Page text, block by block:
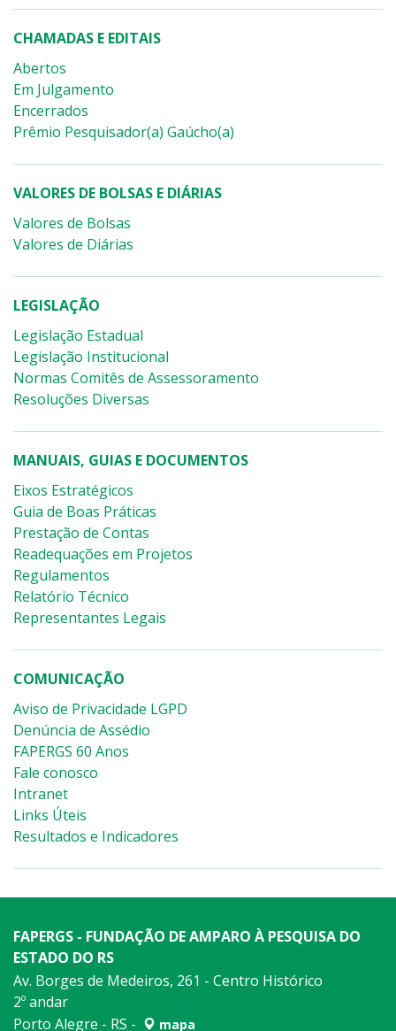
CHAMADAS E EDITAIS
Abertos
Em Julgamento
Encerrados
Prêmio Pesquisador(a) Gaúcho(a)
VALORES DE BOLSAS E DIÁRIAS
Valores de Bolsas
Valores de Diárias
LEGISLAÇÃO
Legislação Estadual
Legislação Institucional
Normas Comitês de Assessoramento
Resoluções Diversas
MANUAIS, GUIAS E DOCUMENTOS
Eixos Estratégicos
Guia de Boas Práticas
Prestação de Contas
Readequações em Projetos
Regulamentos
Relatório Técnico
Representantes Legais
COMUNICAÇÃO
Aviso de Privacidade LGPD
Denúncia de Assédio
FAPERGS 60 Anos
Fale conosco
Intranet
Links Úteis
Resultados e Indicadores
FAPERGS - FUNDAÇÃO DE AMPARO À PESQUISA DO
ESTADO DO RS
Av. Borges de Medeiros, 261 - Centro Histórico
2º andar
Porto Alegre - RS -
mapa